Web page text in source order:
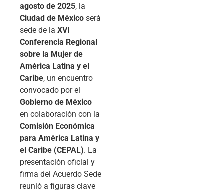
agosto de 2025, la
Ciudad de México será
sede de la XVI
Conferencia Regional
sobre la Mujer de
América Latina y el
Caribe, un encuentro
convocado por el
Gobierno de México
en colaboración con la
Comisión Económica
para América Latina y
el Caribe (CEPAL). La
presentación oficial y
firma del Acuerdo Sede
reunió a figuras clave